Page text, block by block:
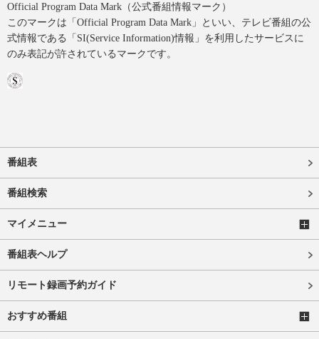
Official Program Data Mark（公式番組情報マーク）
このマークは「Official Program Data Mark」といい、テレビ番組の公
式情報である「SI(Service Information)情報」を利用したサービスに
のみ表記が許されているマークです。
番組表
番組検索
マイメニュー
番組表ヘルプ
リモート録画予約ガイド
おすすめ番組